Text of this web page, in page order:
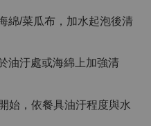
綿/菜瓜布，加水起泡後清
油汙處或海綿上加強清
始，依餐具油汙程度與水